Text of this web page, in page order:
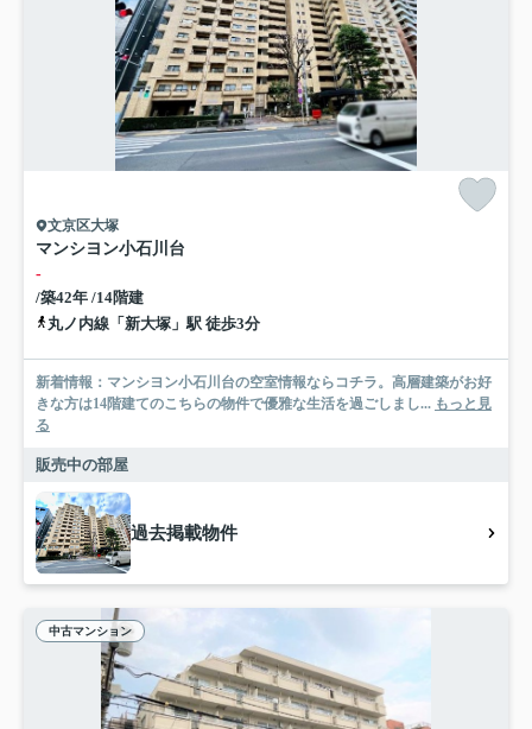
文京区大塚
マンシヨン小石川台
-
/築42年 /14階建
丸ノ内線「新大塚」駅 徒歩3分
新着情報：マンシヨン小石川台の空室情報ならコチラ。高層建築がお好
きな方は14階建てのこちらの物件で優雅な生活を過ごしまし... もっと見
る
販売中の部屋
過去掲載物件
中古マンション